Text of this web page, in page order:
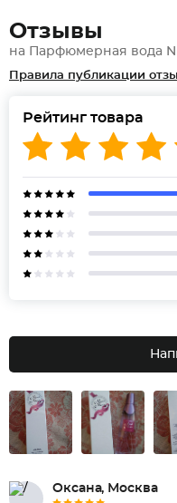
Отзывы
на Парфюмерная вода
Правила публикации
Рейтинг товара
Оксана, Москва